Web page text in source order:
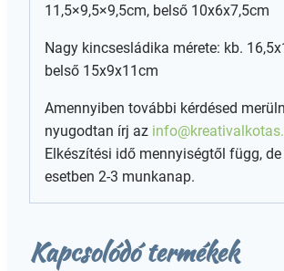
11,5×9,5×9,5cm, belső 10x6x7,5cm
Nagy kincsesládika mérete: kb.
belső 15x9x11cm
Amennyiben további kérdésed
nyugodtan írj az
Elkészítési idő mennyiségtől függ,
esetben 2-3 munkanap.
Kapcsolódó termékek